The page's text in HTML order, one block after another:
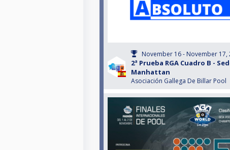
November 16 - November 17,
2ª Prueba RGA Cuadro B -
Manhattan
Asociación Gallega De Billar Pool